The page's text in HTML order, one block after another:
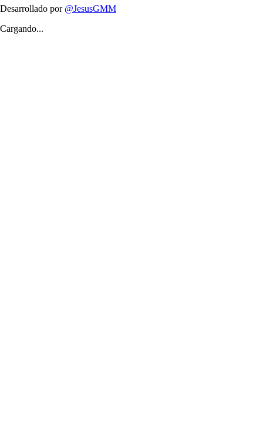
Desarrollado por @JesusGMM
Cargando...